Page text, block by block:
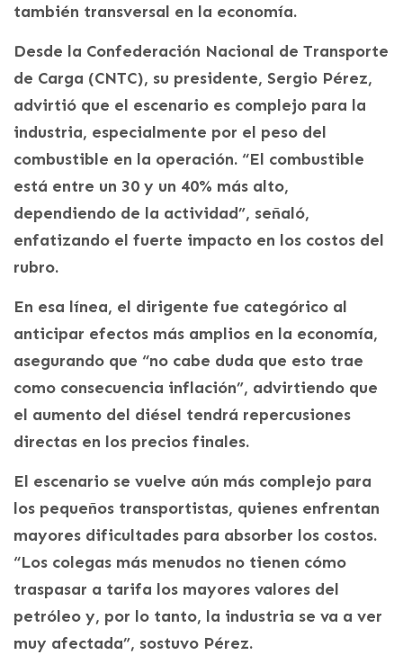
también transversal en la economía.
Desde la Confederación Nacional de Transporte
de Carga (CNTC), su presidente, Sergio Pérez,
advirtió que el escenario es complejo para la
industria, especialmente por el peso del
combustible en la operación. “El combustible
está entre un 30 y un 40% más alto,
dependiendo de la actividad”, señaló,
enfatizando el fuerte impacto en los costos del
rubro.
En esa línea, el dirigente fue categórico al
anticipar efectos más amplios en la economía,
asegurando que “no cabe duda que esto trae
como consecuencia inflación”, advirtiendo que
el aumento del diésel tendrá repercusiones
directas en los precios finales.
El escenario se vuelve aún más complejo para
los pequeños transportistas, quienes enfrentan
mayores dificultades para absorber los costos.
“Los colegas más menudos no tienen cómo
traspasar a tarifa los mayores valores del
petróleo y, por lo tanto, la industria se va a ver
muy afectada”, sostuvo Pérez.